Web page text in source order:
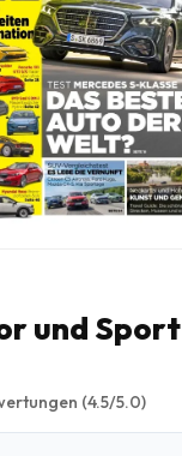
und Sport
(4.5/5.0)